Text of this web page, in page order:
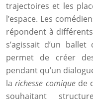
trajectoires et les
l’espace. Les
répondent à
s’agissait d’un
permet de créer
pendant qu’un
larichesse comiquede
souhaitant